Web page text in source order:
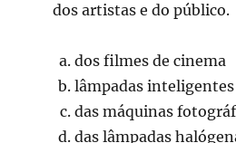
dos artistas e do público.
dos filmes de cinema
lâmpadas inteligentes
das máquinas
das lâmpadas